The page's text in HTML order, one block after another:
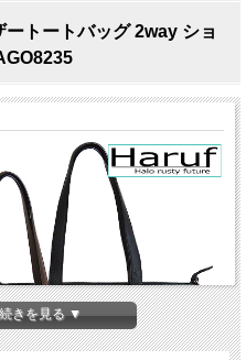
トートバッグ 2way ショ
きを見る ▼